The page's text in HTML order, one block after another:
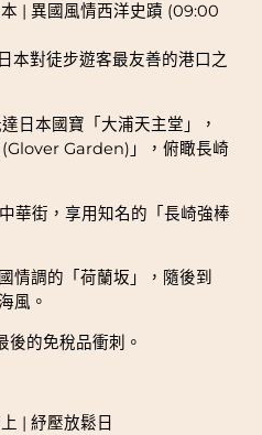
| 異國風情西洋史蹟 (09:00
本對徒步遊客最友善的港口之
日本國寶「大浦天主堂」，
Garden)」，俯瞰長崎
華街，享用知名的「長崎強棒
情調的「荷蘭坂」，隨後到
風。
後的免稅品衝刺。
| 紓壓放鬆日